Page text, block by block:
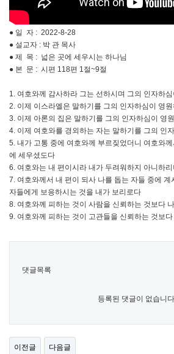
● 일 자 : 2022-8-28
● 설교자 : 박 관 목사
● 제 목 : 넓은 곳에 세우시는 하나님
● 본 문 : 시편 118편 1절~9절
1. 여호와께 감사하라 그는 선하시며 그의 인자하
2. 이제 이스라엘은 말하기를 그의 인자하심이 영
3. 이제 아론의 집은 말하기를 그의 인자하심이 영
4. 이제 여호와를 경외하는 자는 말하기를 그의 인
5. 내가 고통 중에 여호와께 부르짖었더니 여호와
에 세우셨도다
6. 여호와는 내 편이시라 내가 두려워하지 아니하
7. 여호와께서 내 편이 되사 나를 돕는 자들 중에
자들에게 보응하시는 것을 내가 보리로다
8. 여호와께 피하는 것이 사람을 신뢰하는 것보다
9. 여호와께 피하는 것이 고관들을 신뢰하는 것보
댓글목록
등록된 댓글이 없습니
이전글 다음글